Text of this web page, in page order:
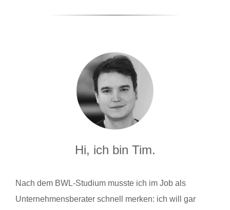
Hi, ich bin Tim.
Nach dem BWL-Studium musste ich im Job als
Unternehmensberater schnell merken: ich will gar